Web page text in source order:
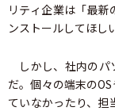
リティ企業は「最
ンストールしてほし
しかし、社内のパ
だ。個々の端末の
ていなかったり、担